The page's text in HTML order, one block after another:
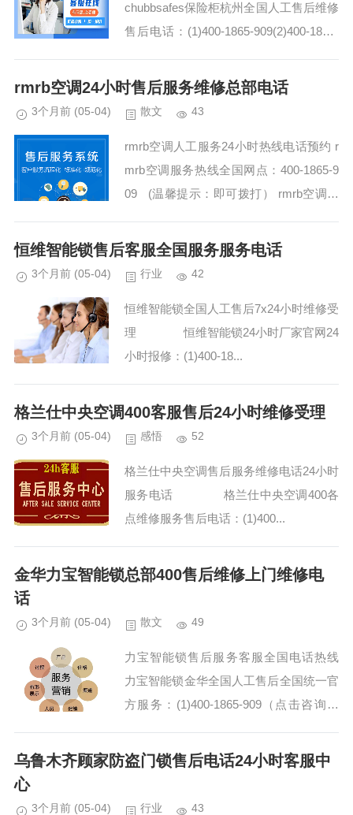
chubbsafes保险柜杭州全国人工售后维修
售后电话：(1)400-1865-909(2)400-1865-
rmrb空调24小时售后服务维修总部电话
3个月前 (05-04) 散文 43
rmrb空调人工服务24小时热线电话预约 r
mrb空调服务热线全国网点：400-1865-9
09 (温馨提示：即可拨打） rmrb空调售
恒维智能锁售后客服全国服务服务电话
3个月前 (05-04) 行业 42
恒维智能锁全国人工售后7x24小时维修受
理 恒维智能锁24小时厂家官网24
小时报修：(1)400-18...
格兰仕中央空调400客服售后24小时维修受理
3个月前 (05-04) 感悟 52
格兰仕中央空调售后服务维修电话24小时
服务电话 格兰仕中央空调400各
点维修服务售后电话：(1)400...
金华力宝智能锁总部400售后维修上门维修电
话
3个月前 (05-04) 散文 49
力宝智能锁售后服务客服全国电话热线
力宝智能锁金华全国人工售后全国统一官
方服务：(1)400-1865-909（点击咨询）
能锁24小时网点维修中心(...
乌鲁木齐顾家防盗门锁售后电话24小时客服中
心
3个月前 (05-04) 行业 43